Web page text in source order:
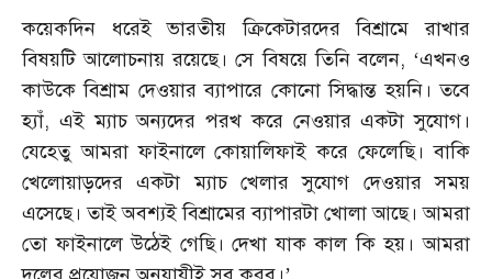
কয়েকদিন ধরেই ভারতীয় ক্রিকেটারদের বিশ্রামে রাখার
বিষয়টি আলোচনায় রয়েছে। সে বিষয়ে তিনি বলেন, ‘এখনও
কাউকে বিশ্রাম দেওয়ার ব্যাপারে কোনো সিদ্ধান্ত হয়নি। তবে
হ্যাঁ, এই ম্যাচ অন্যদের পরখ করে নেওয়ার একটা সুযোগ।
যেহেতু আমরা ফাইনালে কোয়ালিফাই করে ফেলেছি। বাকি
খেলোয়াড়দের একটা ম্যাচ খেলার সুযোগ দেওয়ার সময়
এসেছে। তাই অবশ্যই বিশ্রামের ব্যাপারটা খোলা আছে। আমরা
তো ফাইনালে উঠেই গেছি। দেখা যাক কাল কি হয়। আমরা